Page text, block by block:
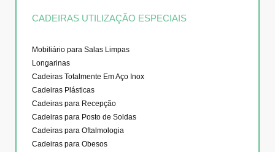
CADEIRAS UTILIZAÇÃO ESPECIAIS
Mobiliário para Salas Limpas
Longarinas
Cadeiras Totalmente Em Aço Inox
Cadeiras Plásticas
Cadeiras para Recepção
Cadeiras para Posto de Soldas
Cadeiras para Oftalmologia
Cadeiras para Obesos